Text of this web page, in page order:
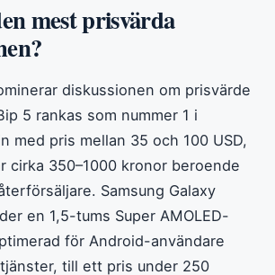
mest prisvärda
diskussionen om prisvärde
5 rankas som nummer 1 i
med pris mellan 35 och 100 USD,
cirka 350–1000 kronor beroende
Samsung Galaxy
en 1,5-tums Super AMOLED-
för Android-användare
till ett pris under 250